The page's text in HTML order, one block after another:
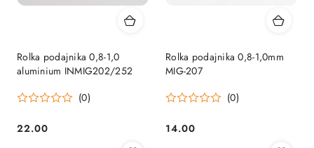
Rolka podajnika 0,8-1,0
aluminium INMIG202/252
(0)
Cena:
22.00
Rolka podajnika 0,8-1,0mm
MIG-207
(0)
Cena:
14.00